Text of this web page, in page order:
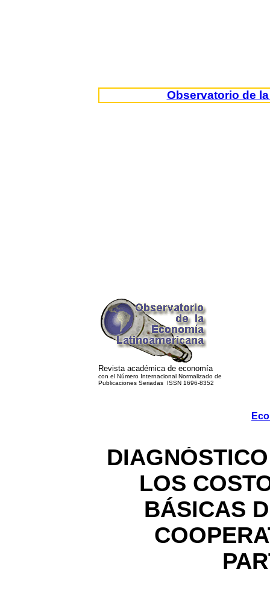
Observatorio de
Revista académica de economía
con el Número Internacional Normalizado de
Publicaciones Seriadas ISSN 1696-8352
LOS
BÁSICAS